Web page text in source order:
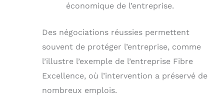
économique de l’entreprise.
Des négociations réussies permettent
souvent de protéger l’entreprise, comme
l’illustre l’exemple de l’entreprise Fibre
Excellence, où l’intervention a préservé de
nombreux emplois.